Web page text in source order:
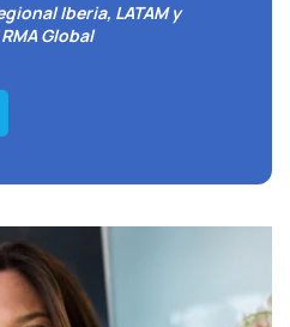
Iberia, LATAM y
Global